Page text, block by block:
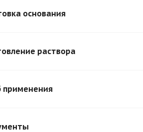
основания
раствора
применения